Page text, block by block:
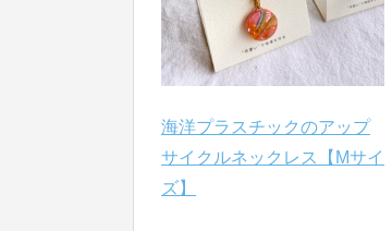
海洋プラスチックのアップ
サイクルネックレス【Mサイ
ズ】